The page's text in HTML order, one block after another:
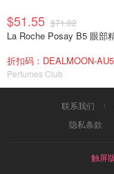
$51.55 $71.02
La Roche Posay B5 眼部
折扣码：DEALMOON-AU5
Perfumes Club
联系我们
隐私条款
触屏